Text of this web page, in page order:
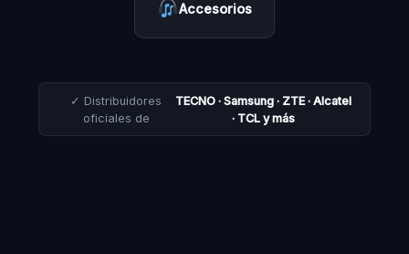
Accesorios
✓ Distribuidores
oficiales de
TECNO · Samsung · ZTE · Alcatel
· TCL y más